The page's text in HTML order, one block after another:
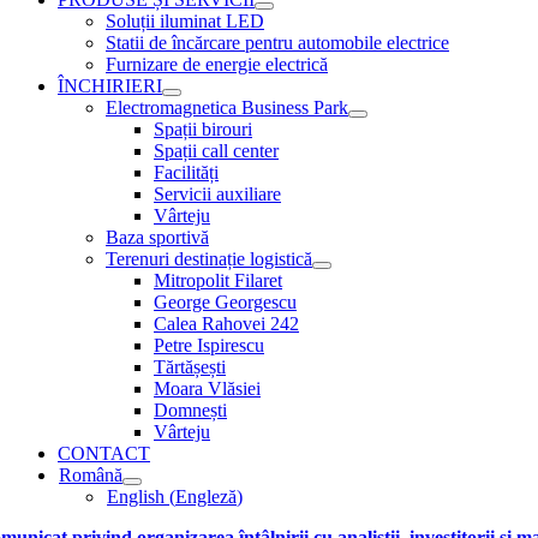
Soluții iluminat LED
Statii de încărcare pentru automobile electrice
Furnizare de energie electrică
ÎNCHIRIERI
Electromagnetica Business Park
Spații birouri
Spații call center
Facilități
Servicii auxiliare
Vârteju
Baza sportivă
Terenuri destinație logistică
Mitropolit Filaret
George Georgescu
Calea Rahovei 242
Petre Ispirescu
Tărtășești
Moara Vlăsiei
Domnești
Vârteju
CONTACT
Română
English (Engleză)